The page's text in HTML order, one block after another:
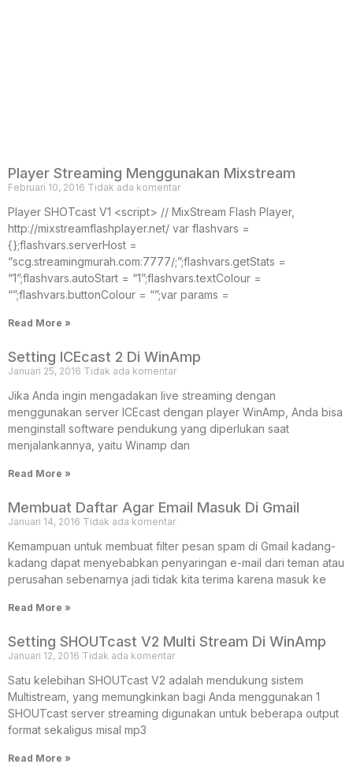
Player Streaming Menggunakan Mixstream
Februari 10, 2016 Tidak ada komentar
Player SHOTcast V1 <script> // MixStream Flash Player,
http://mixstreamflashplayer.net/ var flashvars =
{};flashvars.serverHost =
“scg.streamingmurah.com:7777/;”;flashvars.getStats =
“1”;flashvars.autoStart = “1”;flashvars.textColour =
“”;flashvars.buttonColour = “”;var params =
Read More »
Setting ICEcast 2 Di WinAmp
Januari 25, 2016 Tidak ada komentar
Jika Anda ingin mengadakan live streaming dengan
menggunakan server ICEcast dengan player WinAmp, Anda bisa
menginstall software pendukung yang diperlukan saat
menjalankannya, yaitu Winamp dan
Read More »
Membuat Daftar Agar Email Masuk Di Gmail
Januari 14, 2016 Tidak ada komentar
Kemampuan untuk membuat filter pesan spam di Gmail kadang-
kadang dapat menyebabkan penyaringan e-mail dari teman atau
perusahan sebenarnya jadi tidak kita terima karena masuk ke
Read More »
Setting SHOUTcast V2 Multi Stream Di WinAmp
Januari 12, 2016 Tidak ada komentar
Satu kelebihan SHOUTcast V2 adalah mendukung sistem
Multistream, yang memungkinkan bagi Anda menggunakan 1
SHOUTcast server streaming digunakan untuk beberapa output
format sekaligus misal mp3
Read More »